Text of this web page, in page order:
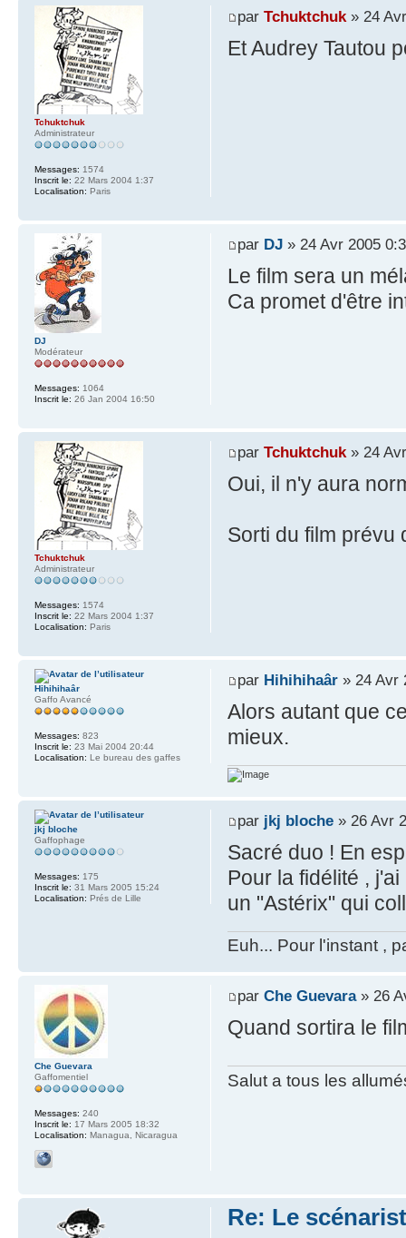
par Tchuktchuk» 24
Et Audrey Tautou
Tchuktchuk
Administrateur
Messages: 1574
Inscrit le: 22 Mars 2004 1:37
Localisation: Paris
par DJ» 24 Avr 2005
Le film sera un
Ca promet d'être
DJ
Modérateur
Messages: 1064
Inscrit le: 26 Jan 2004 16:50
par Tchuktchuk» 24
Oui, il n'y aura
Sorti du film prévu
Tchuktchuk
Administrateur
Messages: 1574
Inscrit le: 22 Mars 2004 1:37
Localisation: Paris
par Hihihihaâr» 24 Avr
Alors autant que
mieux.
Hihihihaâr
Gaffo Avancé
Messages: 823
Inscrit le: 23 Mai 2004 20:44
Localisation: Le bureau des gaffes
par jkj bloche» 26 Avr
Sacré duo ! En
Pour la fidélité ,
un "Astérix" qui
Euh... Pour l'instant ,
jkj bloche
Gaffophage
Messages: 175
Inscrit le: 31 Mars 2005 15:24
Localisation: Prés de Lille
par Che Guevara» 26
Quand sortira le
Salut a tous les
Che Guevara
Gaffomentiel
Messages: 240
Inscrit le: 17 Mars 2005 18:32
Localisation: Managua, Nicaragua
Re: Le